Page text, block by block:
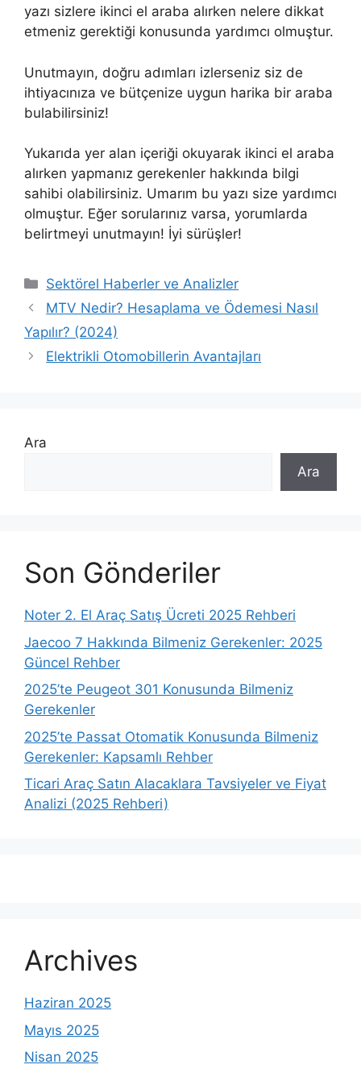
yazı sizlere ikinci el araba alırken nelere dikkat
etmeniz gerektiği konusunda yardımcı olmuştur.
Unutmayın, doğru adımları izlerseniz siz de
ihtiyacınıza ve bütçenize uygun harika bir araba
bulabilirsiniz!
Yukarıda yer alan içeriği okuyarak ikinci el araba
alırken yapmanız gerekenler hakkında bilgi
sahibi olabilirsiniz. Umarım bu yazı size yardımcı
olmuştur. Eğer sorularınız varsa, yorumlarda
belirtmeyi unutmayın! İyi sürüşler!
Kategoriler
Sektörel Haberler ve Analizler
MTV Nedir? Hesaplama ve Ödemesi Nasıl
Yapılır? (2024)
Elektrikli Otomobillerin Avantajları
Ara
Ara
Son Gönderiler
Noter 2. El Araç Satış Ücreti 2025 Rehberi
Jaecoo 7 Hakkında Bilmeniz Gerekenler: 2025
Güncel Rehber
2025’te Peugeot 301 Konusunda Bilmeniz
Gerekenler
2025’te Passat Otomatik Konusunda Bilmeniz
Gerekenler: Kapsamlı Rehber
Ticari Araç Satın Alacaklara Tavsiyeler ve Fiyat
Analizi (2025 Rehberi)
Archives
Haziran 2025
Mayıs 2025
Nisan 2025